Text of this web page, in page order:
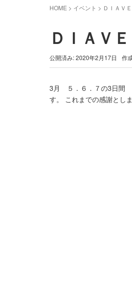
HOME > イベント > ＤＩＡＶ
ＤＩＡＶ
公開済み: 2020年2月17日 作
3月 ５．６．７の3日間
す。 これまでの感謝とし